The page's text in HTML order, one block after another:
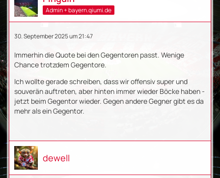
Admin + bayern.qiumi.de
30. September 2025 um 21:47
Immerhin die Quote bei den Gegentoren passt. Wenige
Chance trotzdem Gegentore.
Ich wollte gerade schreiben, dass wir offensiv super und
souverän auftreten, aber hinten immer wieder Böcke haben -
jetzt beim Gegentor wieder. Gegen andere Gegner gibt es da
mehr als ein Gegentor.
dewell